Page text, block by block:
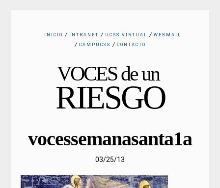
INICIO INTRANET UCSS VIRTUAL
WEBMAIL
CAMPUCSS
CONTACTO
VOCES de un
RIESGO
vocessemanasanta1a
03/25/13